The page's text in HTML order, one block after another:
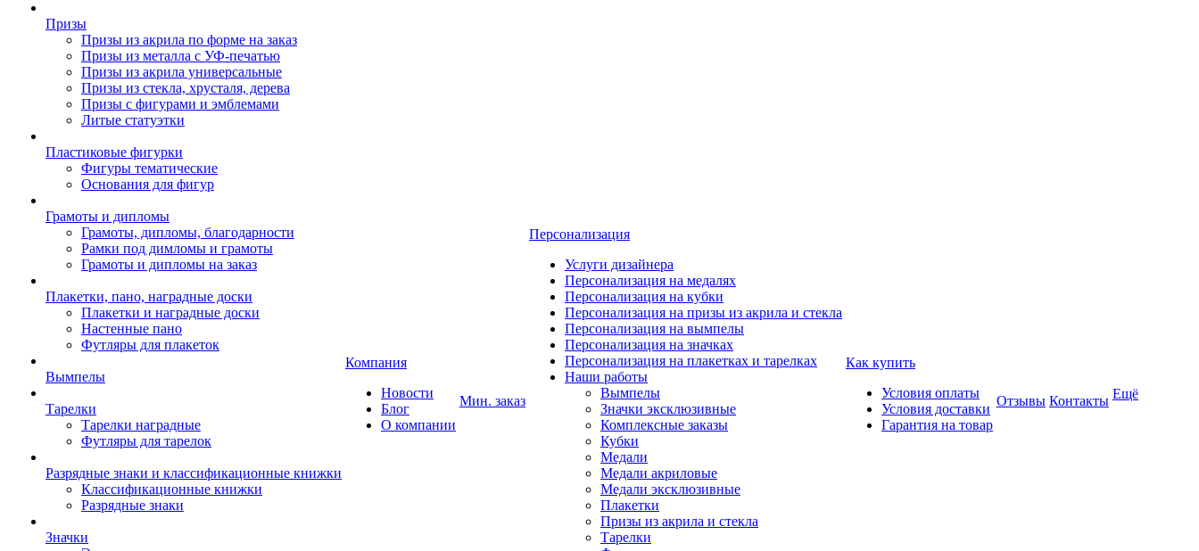
Призы
Призы из акрила по форме на заказ
Призы из металла с УФ-печатью
Призы из акрила универсальные
Призы из стекла, хрусталя, дерева
Призы с фигурами и эмблемами
Литые статуэтки
Пластиковые фигурки
Фигуры тематические
Основания для фигур
Грамоты и дипломы
Грамоты, дипломы, благодарности
Рамки под димломы и грамоты
Грамоты и дипломы на заказ
Плакетки, пано, наградные доски
Плакетки и наградные доски
Настенные пано
Футляры для плакеток
Вымпелы
Тарелки
Тарелки наградные
Футляры для тарелок
Разрядные знаки и классификационные книжки
Классификационные книжки
Разрядные знаки
Значки
Компания
Новости
Блог
О компании
Мин. заказ
Персонализация
Услуги дизайнера
Персонализация на медалях
Персонализация на кубки
Персонализация на призы из акрила и стекла
Персонализация на вымпелы
Персонализация на значках
Персонализация на плакетках и тарелках
Наши работы
Вымпелы
Значки эксклюзивные
Комплексные заказы
Кубки
Медали
Медали акриловые
Медали эксклюзивные
Плакетки
Призы из акрила и стекла
Тарелки
Как купить
Условия оплаты
Условия доставки
Гарантия на товар
Отзывы Контакты Ещё